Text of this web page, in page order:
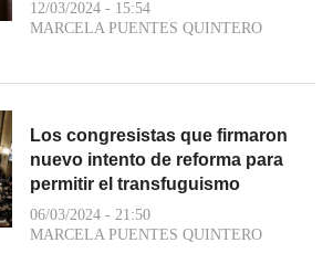
12/03/2024 - 15:54
MARCELA PUENTES QUINTERO
Los congresistas que firmaron
nuevo intento de reforma para
permitir el transfuguismo
06/03/2024 - 21:50
MARCELA PUENTES QUINTERO